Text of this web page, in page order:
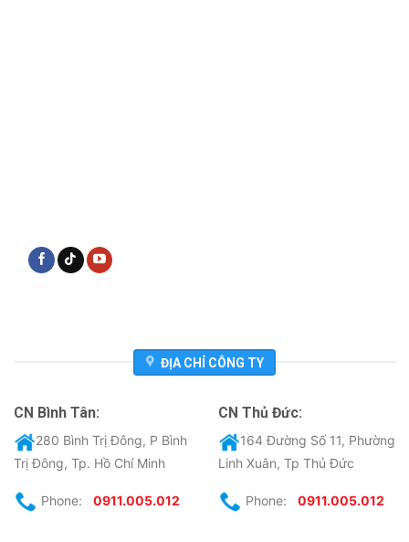
ĐỊA CHỈ CÔNG TY
CN Bình Tân:
280 Bình Trị Đông, P Bình
Trị Đông, Tp. Hồ Chí Minh
Phone: 0911.005.012
CN Thủ Đức:
164 Đường Số 11, Phường
Linh Xuân, Tp Thủ Đức
Phone: 0911.005.012